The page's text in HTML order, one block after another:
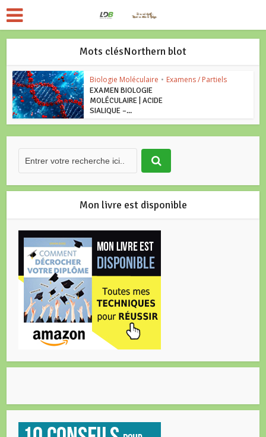
Mots clésNorthern blot
Biologie Moléculaire • Examens / Partiels
EXAMEN BIOLOGIE
MOLÉCULAIRE | ACIDE
SIALIQUE –...
Mon livre est disponible